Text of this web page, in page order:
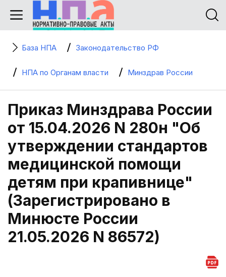
База НПА Законодательство РФ
НПА по Органам власти Минздрав России
Приказ Минздрава России
от 15.04.2026 N 280н "Об
утверждении стандартов
медицинской помощи
детям при крапивнице"
(Зарегистрировано в
Минюсте России
21.05.2026 N 86572)